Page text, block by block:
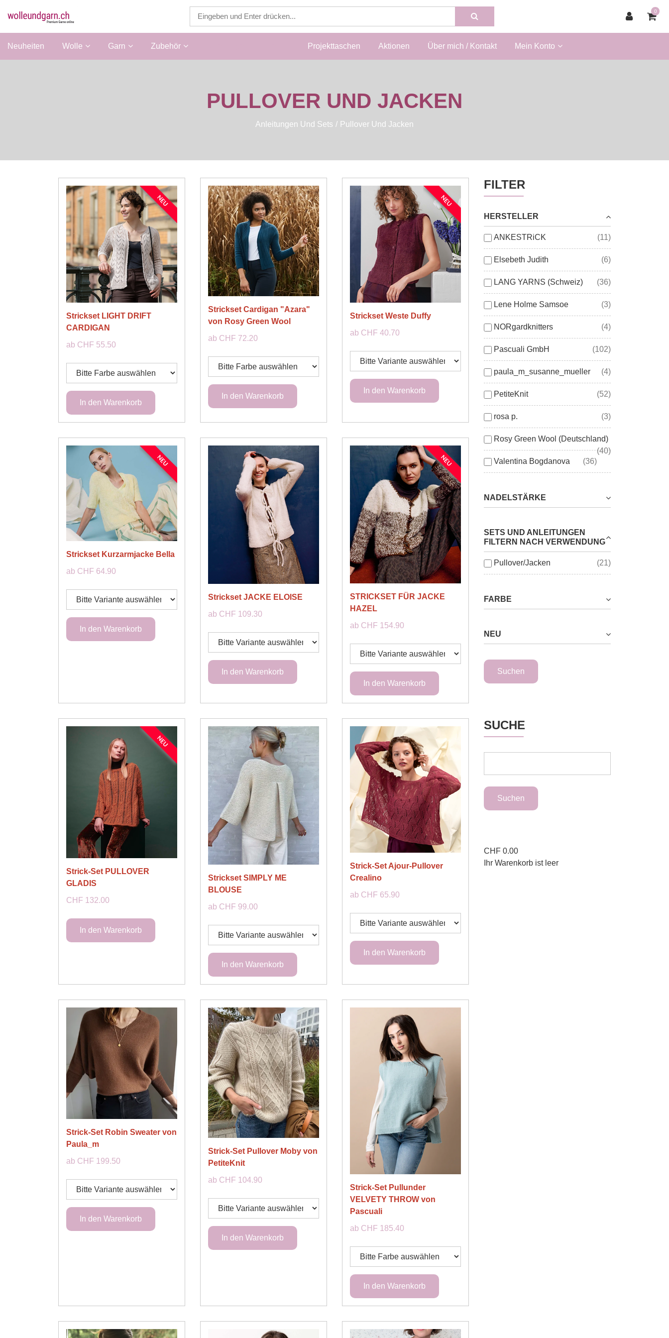
0
Neuheiten Wolle Garn Zubehör Projekttaschen Aktionen Über mich / Kontakt Mein Konto
PULLOVER UND JACKEN
Anleitungen Und Sets Pullover Und Jacken
NEU
Strickset LIGHT DRIFT
CARDIGAN
ab CHF 55.50
Strickset Cardigan "Azara"
von Rosy Green Wool
ab CHF 72.20
NEU
Strickset Weste Duffy
ab CHF 40.70
NEU
Strickset Kurzarmjacke Bella
ab CHF 64.90
Strickset JACKE ELOISE
ab CHF 109.30
NEU
STRICKSET FÜR JACKE
HAZEL
ab CHF 154.90
NEU
Strick-Set PULLOVER
GLADIS
CHF 132.00
Strickset SIMPLY ME
BLOUSE
ab CHF 99.00
Strick-Set Ajour-Pullover
Crealino
ab CHF 65.90
Strick-Set Robin Sweater von
Paula_m
ab CHF 199.50
Strick-Set Pullover Moby von
PetiteKnit
ab CHF 104.90
Strick-Set Pullunder
VELVETY THROW von
Pascuali
ab CHF 185.40
FILTER
HERSTELLER
ANKESTRiCK (11)
Elsebeth Judith (6)
LANG YARNS (Schweiz) (36)
Lene Holme Samsoe (3)
NORgardknitters (4)
Pascuali GmbH (102)
paula_m_susanne_mueller (4)
PetiteKnit (52)
rosa p. (3)
Rosy Green Wool (Deutschland)
(40)
Valentina Bogdanova
(36)
NADELSTÄRKE
SETS UND ANLEITUNGEN
FILTERN NACH VERWENDUNG
Pullover/Jacken (21)
FARBE
NEU
SUCHE
CHF 0.00
Ihr Warenkorb ist leer